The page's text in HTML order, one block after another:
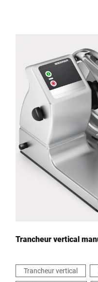
Code postal *
Ville *
Pays *
Trancheur vertical
Trancheur vertical